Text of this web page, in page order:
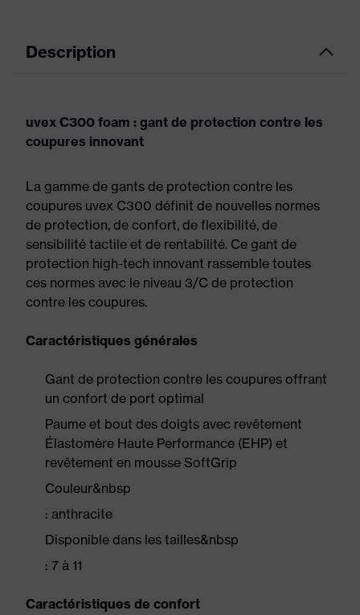
Description
uvex C300 foam : gant de protection contre les
coupures innovant
La gamme de gants de protection contre les
coupures uvex C300 définit de nouvelles normes
de protection, de confort, de flexibilité, de
sensibilité tactile et de rentabilité. Ce gant de
protection high-tech innovant rassemble toutes
ces normes avec le niveau 3/C de protection
contre les coupures.
Caractéristiques générales
Gant de protection contre les coupures offrant
un confort de port optimal
Paume et bout des doigts avec revêtement
Élastomère Haute Performance (EHP) et
revêtement en mousse SoftGrip
Couleur&nbsp
: anthracite
Disponible dans les tailles&nbsp
: 7 à 11
Caractéristiques de confort